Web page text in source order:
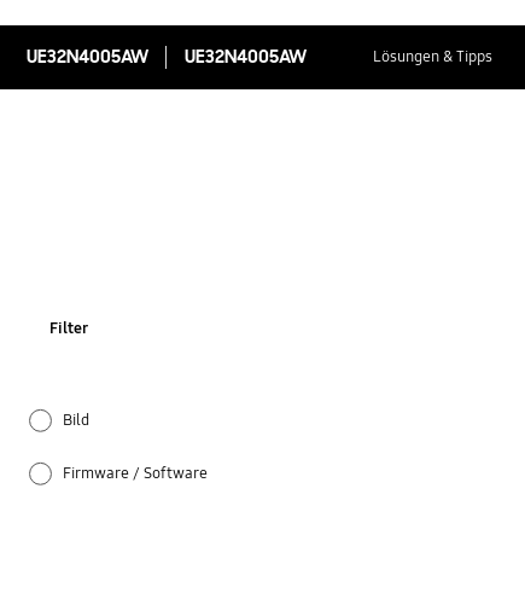
UE32N4005AW UE32N4005AW Lösungen & Tipps
Filter
Bild
Firmware / Software